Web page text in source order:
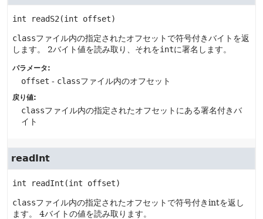
int readS2 (int offset)
classファイル内の指定されたオフセットで符号付きバイトを返
します。
2バイト値を読み取り、それをintに署名します。
パラメータ:
offset - classファイル内のオフセット
戻り値:
classファイル内の指定されたオフセットにある署名付きバ
イト
readInt
int readInt (int offset)
classファイル内の指定されたオフセットで符号付きintを返し
ます。
4バイトの値を読み取ります。